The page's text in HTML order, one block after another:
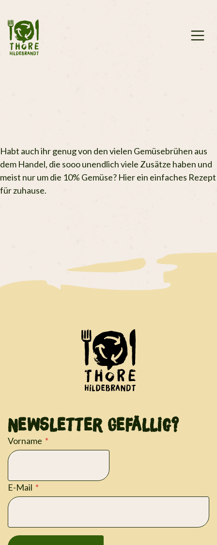
Inhalt
springen
Habt auch ihr genug von den vielen Gemüsebrühen aus
dem Handel, die sooo unendlich viele Zusätze haben und
meist nur um die 10% Gemüse? Hier ein einfaches Rezept
für zuhause.
Newsletter Gefällig?
Vorname
E-Mail